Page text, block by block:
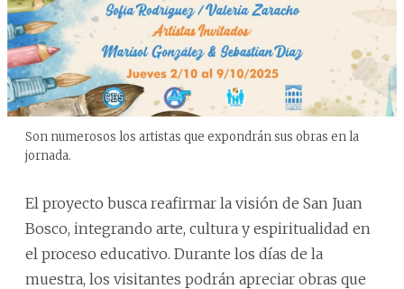
Son numerosos los artistas que expondrán sus obras en la
jornada.
El proyecto busca reafirmar la visión de San Juan
Bosco, integrando arte, cultura y espiritualidad en
el proceso educativo. Durante los días de la
muestra, los visitantes podrán apreciar obras que